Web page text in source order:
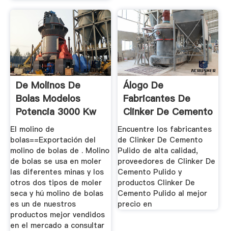
De Molinos De
Bolas Modelos
Potencia 3000 Kw
El molino de
bolas==Exportación del
molino de bolas de . Molino
de bolas se usa en moler
las diferentes minas y los
otros dos tipos de moler
seca y hú molino de bolas
es un de nuestros
productos mejor vendidos
en el mercado a consultar
Álogo De
Fabricantes De
Clinker De Cemento
Pulido De ...
Encuentre los fabricantes
de Clinker De Cemento
Pulido de alta calidad,
proveedores de Clinker De
Cemento Pulido y
productos Clinker De
Cemento Pulido al mejor
precio en